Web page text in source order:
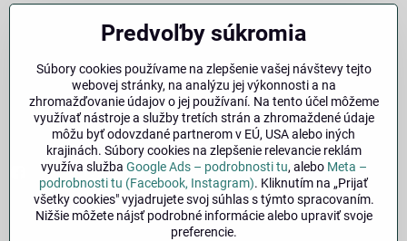
🧾Reklamačný formulár
Jednoduché podanie reklamácie
Vzorový formulár pre odstúpenie od zmluvy a vrátenie tovaru.
Právna doložka – Autorské práva
Informácie o ochrane obsahu, značiek a fotografií vrátane
podmienok.
Facebook Instagram
🚚Doprava| 💳Platba| 🔁Výber veľkosti
Predvoľby súkromia
Súbory cookies používame na zlepšenie vašej návštevy tejto
webovej stránky, na analýzu jej výkonnosti a na
zhromažďovanie údajov o jej používaní. Na tento účel môžeme
využívať nástroje a služby tretích strán a zhromaždené údaje
môžu byť odovzdané partnerom v EÚ, USA alebo iných
krajinách. Súbory cookies na zlepšenie relevancie reklám
využíva služba Google Ads – podrobnosti tu, alebo Meta –
podrobnosti tu (Facebook, Instagram). Kliknutím na „Prijať
všetky cookies" vyjadrujete svoj súhlas s týmto spracovaním.
Nižšie môžete nájsť podrobné informácie alebo upraviť svoje
preferencie.